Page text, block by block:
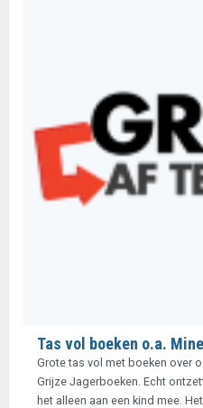
Tas vol boeken o.a.
Grote tas vol met boeken over
Grijze Jagerboeken. Echt
het alleen aan een kind mee.